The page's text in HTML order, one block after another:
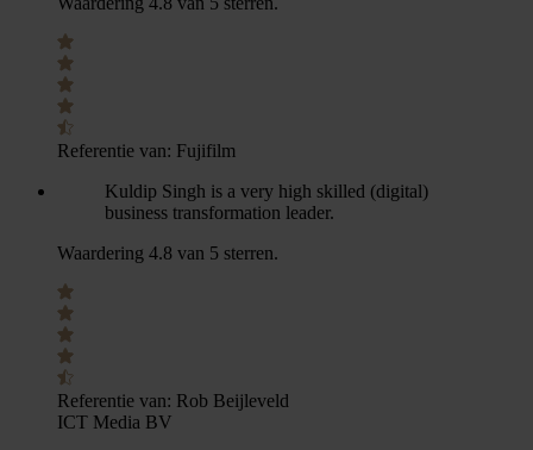
Referentie van: Fujifilm
Kuldip Singh is a very high skilled (digital)
business transformation leader.
Waardering 4.8 van 5 sterren.
Referentie van: Rob Beijleveld
ICT Media BV